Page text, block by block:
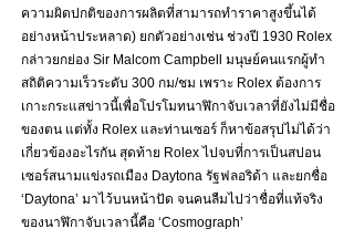
ความผิดปกติของการผลิตที่สามารถทำราคาสูงขึ้นได้
อย่างหน้าประหลาด) ยกตัวอย่างเช่น ช่วงปี 1930 Rolex
กล่าวยกย่อง Sir Malcom Campbell มนุษย์คนแรกผู้ทำ
สถิติความเร็วระดับ 300 กม/ชม เพราะ Rolex ต้องการ
เกาะกระแสข่าวนี้เพื่อโปรโมทนาฬิกาจับเวลาที่ยังไม่มีชื่อ
ของตน แต่ทั้ง Rolex และท่านเซอร์ ก็หาข้อสรุปไม่ได้ว่า
เกี่ยวข้องอะไรกัน สุดท้าย Rolex ไปจบที่การเป็นสปอน
เซอร์สนามแข่งรถเมือง Daytona รัฐฟลอริด้า และยกชื่อ
‘Daytona’ มาไว้บนหน้าปัด จนคนลืมไปว่าชื่อที่แท้จริง
ของนาฬิกาจับเวลานี้คือ ‘Cosmograph’